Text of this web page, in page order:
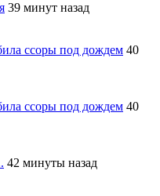
39 минут назад
ссоры под дождем 40
ссоры под дождем 40
42 минуты назад